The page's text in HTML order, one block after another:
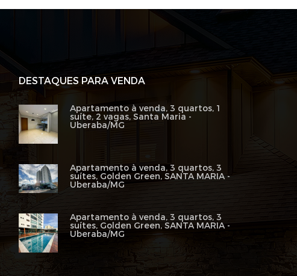
DESTAQUES PARA VENDA
Apartamento à venda, 3 quartos, 1
suíte, 2 vagas, Santa Maria -
Uberaba/MG
Apartamento à venda, 3 quartos, 3
suítes, Golden Green, SANTA MARIA -
Uberaba/MG
Apartamento à venda, 3 quartos, 3
suítes, Golden Green, SANTA MARIA -
Uberaba/MG